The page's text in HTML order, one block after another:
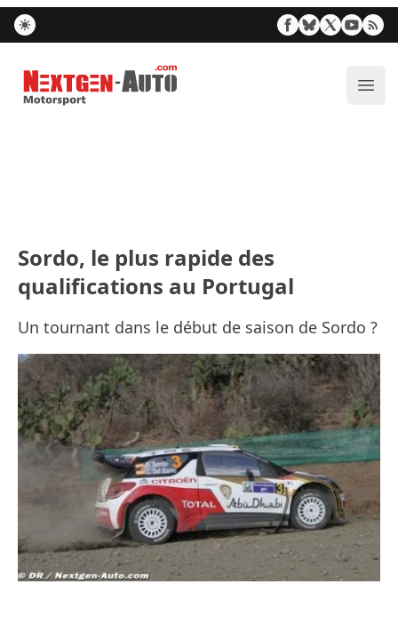
Nextgen-Auto.com
Sordo, le plus rapide des
qualifications au Portugal
Un tournant dans le début de saison de Sordo ?